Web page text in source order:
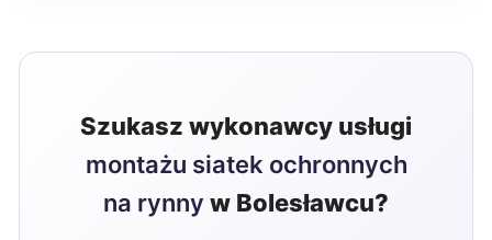
Szukasz wykonawcy usługi
montażu siatek ochronnych
na rynny w Bolesławcu?